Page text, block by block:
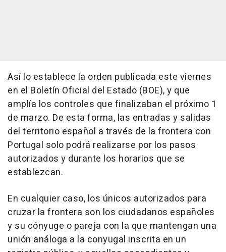
Así lo establece la orden publicada este viernes
en el Boletín Oficial del Estado (BOE), y que
amplía los controles que finalizaban el próximo 1
de marzo. De esta forma, las entradas y salidas
del territorio español a través de la frontera con
Portugal solo podrá realizarse por los pasos
autorizados y durante los horarios que se
establezcan.
En cualquier caso, los únicos autorizados para
cruzar la frontera son los ciudadanos españoles
y su cónyuge o pareja con la que mantengan una
unión análoga a la conyugal inscrita en un